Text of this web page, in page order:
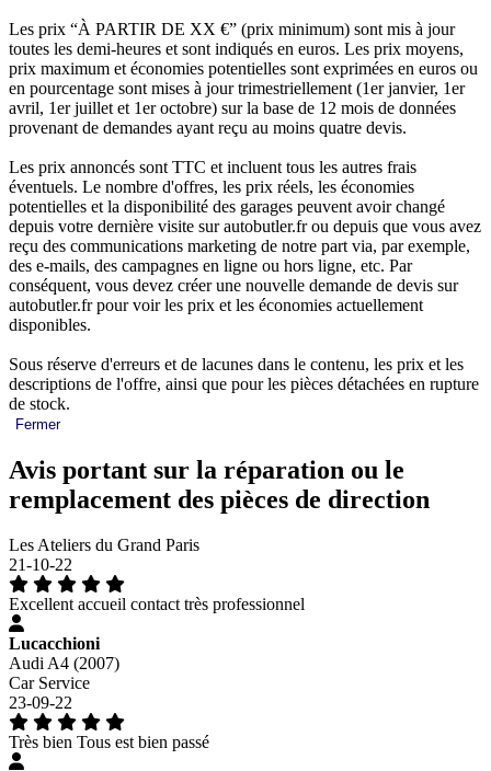
Les prix “À PARTIR DE XX €” (prix minimum) sont mis à jour
toutes les demi-heures et sont indiqués en euros. Les prix moyens,
prix maximum et économies potentielles sont exprimées en euros ou
en pourcentage sont mises à jour trimestriellement (1er janvier, 1er
avril, 1er juillet et 1er octobre) sur la base de 12 mois de données
provenant de demandes ayant reçu au moins quatre devis.
Les prix annoncés sont TTC et incluent tous les autres frais
éventuels. Le nombre d'offres, les prix réels, les économies
potentielles et la disponibilité des garages peuvent avoir changé
depuis votre dernière visite sur autobutler.fr ou depuis que vous avez
reçu des communications marketing de notre part via, par exemple,
des e-mails, des campagnes en ligne ou hors ligne, etc. Par
conséquent, vous devez créer une nouvelle demande de devis sur
autobutler.fr pour voir les prix et les économies actuellement
disponibles.
Sous réserve d'erreurs et de lacunes dans le contenu, les prix et les
descriptions de l'offre, ainsi que pour les pièces détachées en rupture
de stock.
Fermer
Avis portant sur la réparation ou le
remplacement des pièces de direction
Les Ateliers du Grand Paris
21-10-22
Excellent accueil contact très professionnel
Lucacchioni
Audi A4 (2007)
Car Service
23-09-22
Très bien Tous est bien passé